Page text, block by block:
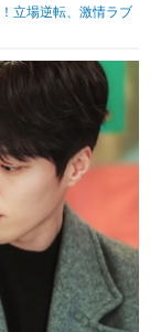
立場逆転、激情ラブ